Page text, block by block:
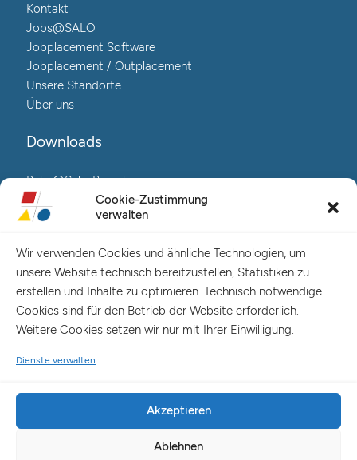
Cookie-Zustimmung
verwalten
Wir verwenden Cookies und ähnliche Technologien, um
unsere Website technisch bereitzustellen, Statistiken zu
erstellen und Inhalte zu optimieren. Technisch notwendige
Cookies sind für den Betrieb der Website erforderlich.
Weitere Cookies setzen wir nur mit Ihrer Einwilligung.
Dienste verwalten
Akzeptieren
Ablehnen
Kontakt
Jobs@SALO
Jobplacement Software
Jobplacement / Outplacement
Unsere Standorte
Über uns
Downloads
Reha@Salo-Broschüre
Neuro@Salo-Broschüre
AuReA@Salo-Broschüre
Salo Holding AG – Hauptverwaltung Hamburg
Spaldingstraße 57-59 / Rosenallee 6-8
20097 Hamburg
Telefon: +49 (0) 40 23916 – 0
E-Mail:info@salo-ag.de